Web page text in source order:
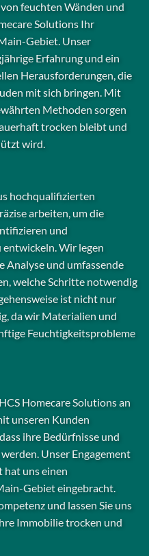
feuchten Wänden und
Solutions Ihr
Gebiet. Unser
Erfahrung und ein
Herausforderungen, die
mit sich bringen. Mit
Methoden sorgen
trocken bleibt und
wird.
hochqualifizierten
arbeiten, um die
und
entwickeln. Wir legen
Analyse und umfassende
welche Schritte notwendig
ist nicht nur
da wir Materialien und
Feuchtigkeitsprobleme
Homecare Solutions an
unseren Kunden
ihre Bedürfnisse und
Unser Engagement
uns einen
Gebiet eingebracht.
und lassen Sie uns
Immobilie trocken und